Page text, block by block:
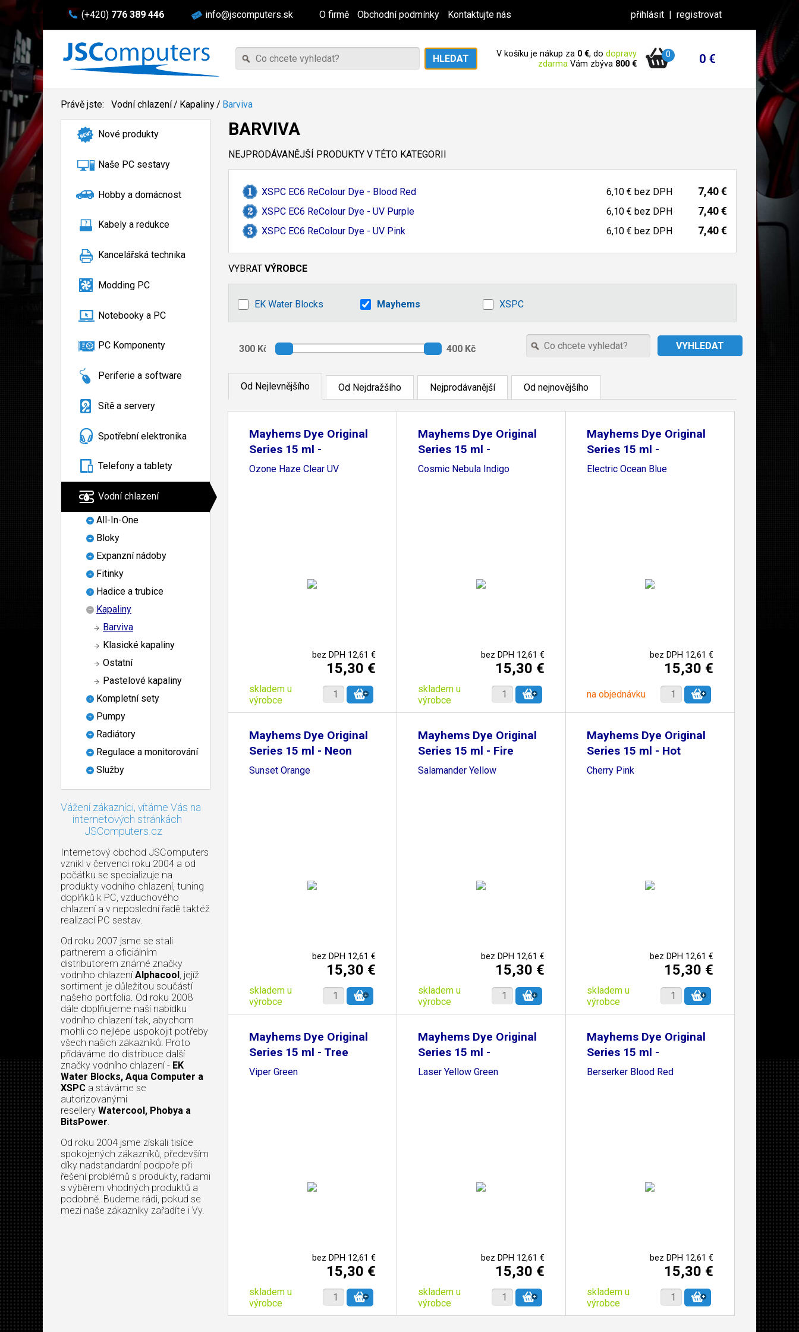
(+420) 776 389 446 info@jscomputers.sk O firmě Obchodní podmínky Kontaktujte nás přihlásit | registrovat
V košíku je nákup za 0 €, do dopravy
zdarma Vám zbýva 800 €
0 0 €
Právě jste: Vodní chlazení/ Kapaliny/ Barviva
Nové produkty
Naše PC sestavy
Hobby a domácnost
Kabely a redukce
Kancelářská technika
Modding PC
Notebooky a PC
PC Komponenty
Periferie a software
Sítě a servery
Spotřební elektronika
Telefony a tablety
Vodní chlazení
All-In-One
Bloky
Expanzní nádoby
Fitinky
Hadice a trubice
Kapaliny
Barviva
Klasické kapaliny
Ostatní
Pastelové kapaliny
Kompletní sety
Pumpy
Radiátory
Regulace a monitorování
Služby
Vážení zákazníci, vítáme Vás na
internetových stránkách
JSComputers.cz
Internetový obchod JSComputers
vznikl v červenci roku 2004 a od
počátku se specializuje na
produkty vodního chlazení, tuning
doplňků k PC, vzduchového
chlazení a v neposlední řadě taktéž
realizací PC sestav.
Od roku 2007 jsme se stali
partnerem a oficiálním
distributorem známé značky
vodního chlazení Alphacool, jejíž
sortiment je důležitou součástí
našeho portfolia. Od roku 2008
dále doplňujeme naší nabídku
vodního chlazení tak, abychom
mohli co nejlépe uspokojit potřeby
všech našich zákazníků. Proto
přidáváme do distribuce další
značky vodního chlazení - EK
Water Blocks, Aqua Computer a
XSPC a stáváme se
autorizovanými
resellery Watercool, Phobya a
BitsPower.
Od roku 2004 jsme získali tisíce
spokojených zákazníků, především
díky nadstandardní podpoře při
řešení problémů s produkty, radami
s výběrem vhodných produktů a
podobně. Budeme rádi, pokud se
mezi naše zákazníky zařadíte i Vy.
BARVIVA
NEJPRODÁVANĚJŠÍ PRODUKTY V TÉTO KATEGORII
XSPC EC6 ReColour Dye - Blood Red 6,10 € bez DPH 7,40 €
XSPC EC6 ReColour Dye - UV Purple 6,10 € bez DPH 7,40 €
XSPC EC6 ReColour Dye - UV Pink 6,10 € bez DPH 7,40 €
VYBRAT VÝROBCE
EK Water Blocks Mayhems XSPC
Od Nejlevnějšího Od Nejdražšího Nejprodávanější Od nejnovějšího
Mayhems Dye Original
Series 15 ml -
Ozone Haze Clear UV
bez DPH 12,61 €
15,30 €
skladem u
výrobce
Mayhems Dye Original
Series 15 ml -
Cosmic Nebula Indigo
bez DPH 12,61 €
15,30 €
skladem u
výrobce
Mayhems Dye Original
Series 15 ml -
Electric Ocean Blue
bez DPH 12,61 €
15,30 €
na objednávku
Mayhems Dye Original
Series 15 ml - Neon
Sunset Orange
bez DPH 12,61 €
15,30 €
skladem u
výrobce
Mayhems Dye Original
Series 15 ml - Fire
Salamander Yellow
bez DPH 12,61 €
15,30 €
skladem u
výrobce
Mayhems Dye Original
Series 15 ml - Hot
Cherry Pink
bez DPH 12,61 €
15,30 €
skladem u
výrobce
Mayhems Dye Original
Series 15 ml - Tree
Viper Green
bez DPH 12,61 €
15,30 €
skladem u
výrobce
Mayhems Dye Original
Series 15 ml -
Laser Yellow Green
bez DPH 12,61 €
15,30 €
skladem u
výrobce
Mayhems Dye Original
Series 15 ml -
Berserker Blood Red
bez DPH 12,61 €
15,30 €
skladem u
výrobce